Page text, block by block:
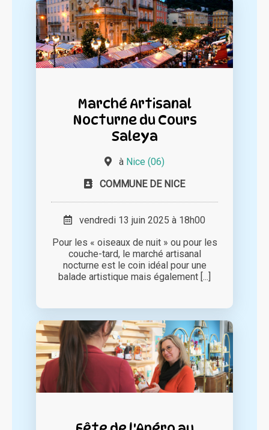
Marché Artisanal
Nocturne du Cours
Saleya
à Nice (06)
COMMUNE DE NICE
vendredi 13 juin 2025 à 18h00
Pour les « oiseaux de nuit » ou pour les
couche-tard, le marché artisanal
nocturne est le coin idéal pour une
balade artistique mais également [...]